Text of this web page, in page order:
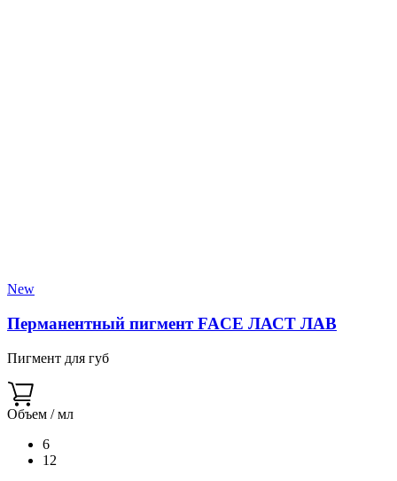
New
Перманентный пигмент FACE ЛАСТ ЛАВ
Пигмент для губ
Объем / мл
6
12